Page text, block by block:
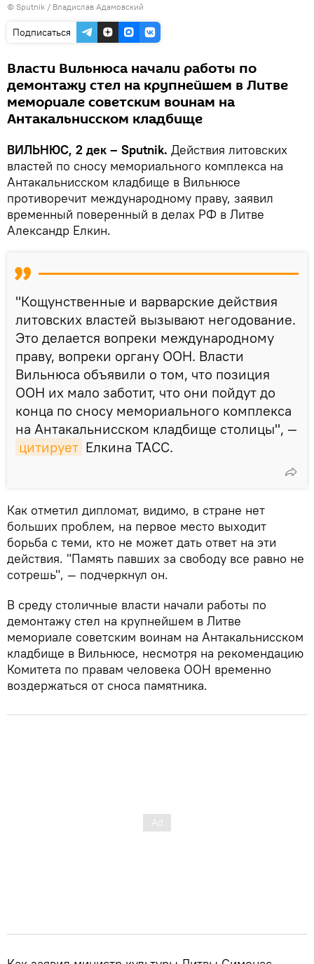
© Sputnik / Владислав Адамовский
Подписаться
Власти Вильнюса начали работы по
демонтажу стел на крупнейшем в Литве
мемориале советским воинам на
Антакальнисском кладбище
ВИЛЬНЮС, 2 дек – Sputnik. Действия литовских
властей по сносу мемориального комплекса на
Антакальнисском кладбище в Вильнюсе
противоречит международному праву, заявил
временный поверенный в делах РФ в Литве
Александр Елкин.
"Кощунственные и варварские действия
литовских властей вызывают негодование.
Это делается вопреки международному
праву, вопреки органу ООН. Власти
Вильнюса объявили о том, что позиция
ООН их мало заботит, что они пойдут до
конца по сносу мемориального комплекса
на Антакальнисском кладбище столицы", —
цитирует Елкина ТАСС.
Как отметил дипломат, видимо, в стране нет
больших проблем, на первое место выходит
борьба с теми, кто не может дать ответ на эти
действия. "Память павших за свободу все равно не
сотрешь", — подчеркнул он.
В среду столичные власти начали работы по
демонтажу стел на крупнейшем в Литве
мемориале советским воинам на Антакальнисском
кладбище в Вильнюсе, несмотря на рекомендацию
Комитета по правам человека ООН временно
воздержаться от сноса памятника.